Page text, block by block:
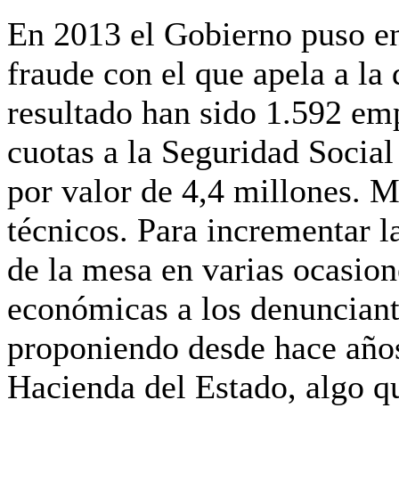
En 2013 el Gobierno puso
fraude con el que apela a
resultado han sido 1.592
cuotas a la Seguridad
por valor de 4,4 millones.
técnicos. Para incrementar
de la mesa en varias
económicas a los
proponiendo desde hace
Hacienda del Estado, algo